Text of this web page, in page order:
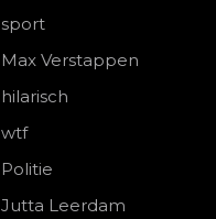
sport
Max Verstappen
hilarisch
wtf
Politie
Jutta Leerdam